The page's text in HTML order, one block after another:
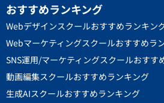
おすすめランキング
Webデザインスクールおすすめランキン
Webマーケティングスクールおすすめラ
SNS運用/マーケティングスクールおすす
動画編集スクールおすすめランキング
生成AIスクールおすすめランキング